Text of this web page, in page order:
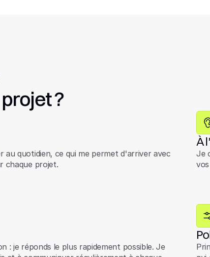
?
au quotidien, ce qui me permet d'arriver avec
chaque projet.
À
Je
: je réponds le plus rapidement possible. Je